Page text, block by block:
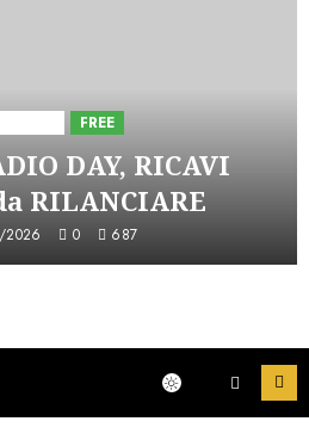
FREE
DAY, RICAVI
RILANCIARE
2026 0 687